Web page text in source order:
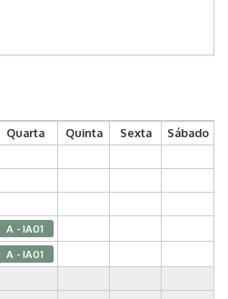
Quarta Quinta Sexta
Sábado
A - IA01
A - IA01